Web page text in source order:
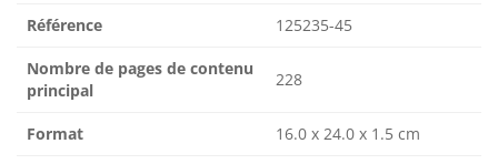
Référence 125235-45
Nombre de pages de contenu
principal
228
Format 16.0 x 24.0 x 1.5 cm